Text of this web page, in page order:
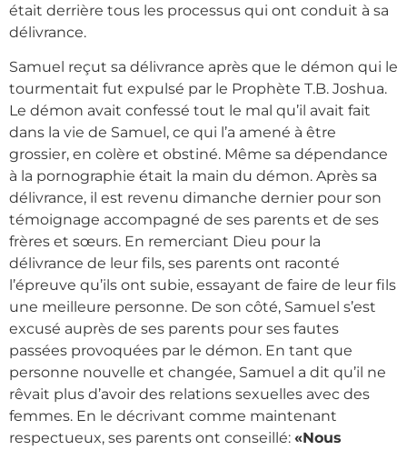
était derrière tous les processus qui ont conduit à sa
délivrance.
Samuel reçut sa délivrance après que le démon qui le
tourmentait fut expulsé par le Prophète T.B. Joshua.
Le démon avait confessé tout le mal qu’il avait fait
dans la vie de Samuel, ce qui l’a amené à être
grossier, en colère et obstiné. Même sa dépendance
à la pornographie était la main du démon. Après sa
délivrance, il est revenu dimanche dernier pour son
témoignage accompagné de ses parents et de ses
frères et sœurs. En remerciant Dieu pour la
délivrance de leur fils, ses parents ont raconté
l’épreuve qu’ils ont subie, essayant de faire de leur fils
une meilleure personne. De son côté, Samuel s’est
excusé auprès de ses parents pour ses fautes
passées provoquées par le démon. En tant que
personne nouvelle et changée, Samuel a dit qu’il ne
rêvait plus d’avoir des relations sexuelles avec des
femmes. En le décrivant comme maintenant
respectueux, ses parents ont conseillé: «Nous